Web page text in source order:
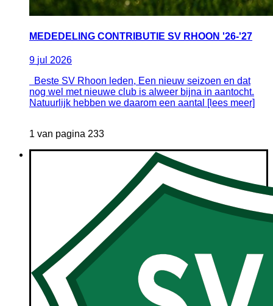
MEDEDELING CONTRIBUTIE SV RHOON '26-'27
9 jul 2026
Beste SV Rhoon leden, Een nieuw seizoen en dat
nog wel met nieuwe club is alweer bijna in aantocht.
Natuurlijk hebben we daarom een aantal [lees meer]
1 van pagina 233